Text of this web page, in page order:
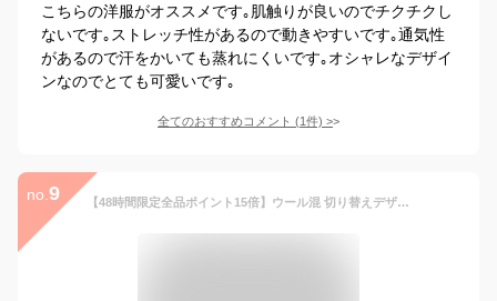
こちらの洋服がオススメです｡肌触りが良いのでチクチクし
ないです｡ストレッチ性があるので動きやすいです｡通気性
があるので汗をかいても蒸れにくいです｡オシャレなデザイ
ンなのでとても可愛いです｡
全てのおすすめコメント (1件) >
no. 9 【48時間限定全品ポイント15倍】ウール混 切り替えデザイン ニットワンピース | 春 春物 ゆったり 高級 切り替え ウール 柄 ワンピース きれいめ 長袖 Aライン 上品 大人 おしゃれ 可愛い 黒 フォーマル 長袖 ニット かわいい エレガント 膝丈 マキシ丈